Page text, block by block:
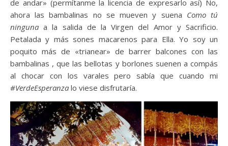
de andar» (permítanme la licencia de expresarlo así) No,
ahora las bambalinas no se mueven y suena Como tú
ninguna a la salida de la Virgen del Amor y Sacrificio.
Petalada y más sones macarenos para Ella. Yo soy un
poquito más de «trianear» de barrer balcones con las
bambalinas , que las bellotas y borlones suenen a compás
al chocar con los varales pero sabía que cuando mi
#VerdeEsperanza lo viese disfrutaría.